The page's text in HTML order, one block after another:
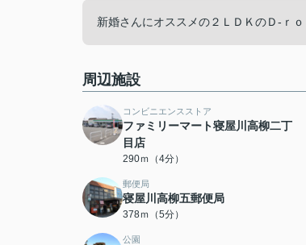
新婚さんにオススメの２ＬＤＫのＤ-ｒ
周辺施設
コンビニエンスストア
ファミリーマート寝屋川高柳二丁
目店
290ｍ（4分）
郵便局
寝屋川高柳五郵便局
378ｍ（5分）
公園